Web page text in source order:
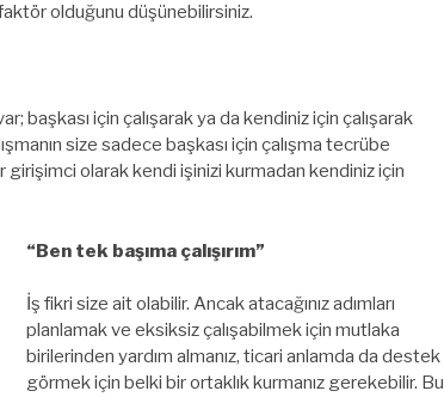
olduğunu düşünebilirsiniz.
başkası için çalışarak ya da kendiniz için çalışarak
size sadece başkası için çalışma tecrübe
girişimci olarak kendi işinizi kurmadan kendiniz için
“Ben tek başıma çalışırım”
İş fikri size ait olabilir. Ancak atacağınız adımları
planlamak ve eksiksiz çalışabilmek için mutlaka
birilerinden yardım almanız, ticari anlamda da destek
görmek için belki bir ortaklık kurmanız gerekebilir. Bu